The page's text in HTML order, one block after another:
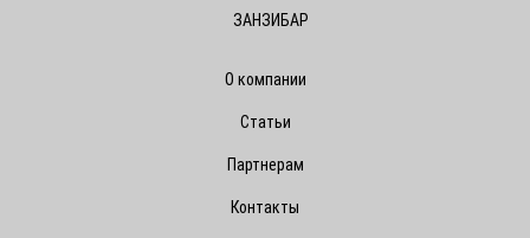
ЗАНЗИБАР
О компании
Статьи
Партнерам
Контакты